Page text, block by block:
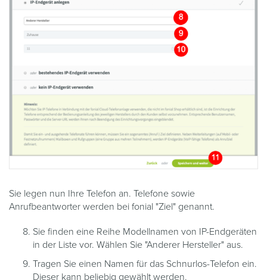
Sie legen nun Ihre Telefon an. Telefone sowie
Anrufbeantworter werden bei fonial "Ziel" genannt.
Sie finden eine Reihe Modellnamen von IP-Endgeräten
in der Liste vor. Wählen Sie "Anderer Hersteller" aus.
Tragen Sie einen Namen für das Schnurlos-Telefon ein.
Dieser kann beliebig gewählt werden.